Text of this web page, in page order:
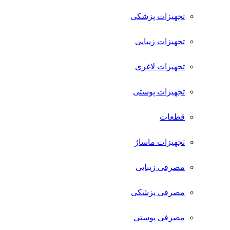
تجهیزات پزشکی
تجهیزات زیبایی
تجهیزات لاغری
تجهیزات پوستی
قطعات
تجهیزات ماساژ
مصرفی زیبایی
مصرفی پزشکی
مصرفی پوستی